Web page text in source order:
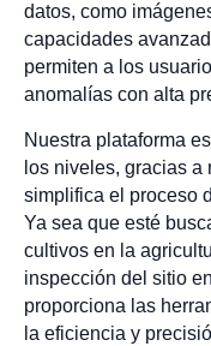
datos, como
capacidades
permiten a los
anomalías con alta
Nuestra plataforma
los niveles, gracias
simplifica el proceso
Ya sea que esté
cultivos en la
inspección del sitio
proporciona las
la eficiencia y